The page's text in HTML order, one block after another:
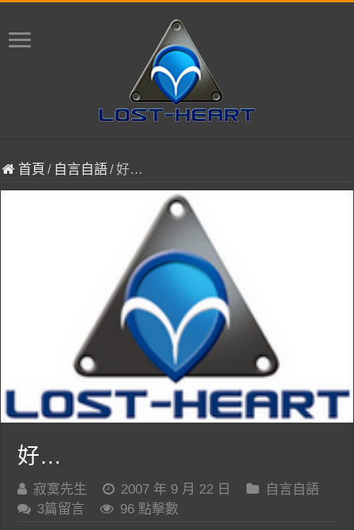
首頁 / 自言自語/好…
好…
寂寞先生 2007 年 9 月 22 日
自言自語
3篇留言
96 點擊數